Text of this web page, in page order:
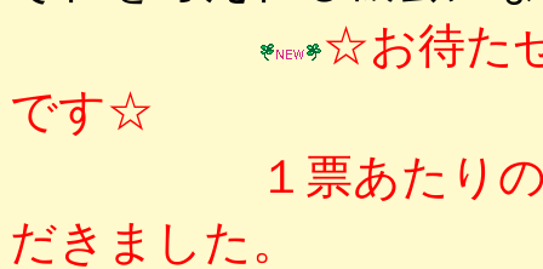
☆お待た
です☆
１票あたりのPoint
だきました。